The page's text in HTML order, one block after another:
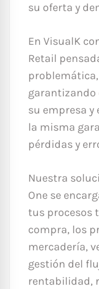
su oferta y
En VisualK
Retail
su empresa
la misma
pérdidas y
Nuestra
One se
tus procesos
compra, los
mercadería,
gestión del
rentabilidad,